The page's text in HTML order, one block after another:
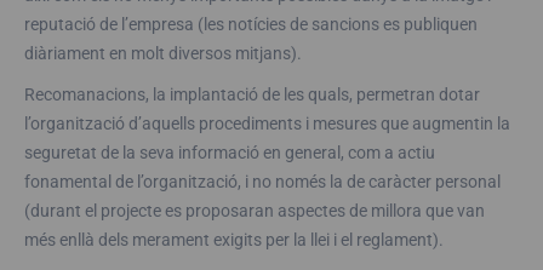
reputació de l’empresa (les notícies de sancions es publiquen
diàriament en molt diversos mitjans).
Recomanacions, la implantació de les quals, permetran dotar
l’organització d’aquells procediments i mesures que augmentin la
seguretat de la seva informació en general, com a actiu
fonamental de l’organització, i no només la de caràcter personal
(durant el projecte es proposaran aspectes de millora que van
més enllà dels merament exigits per la llei i el reglament).